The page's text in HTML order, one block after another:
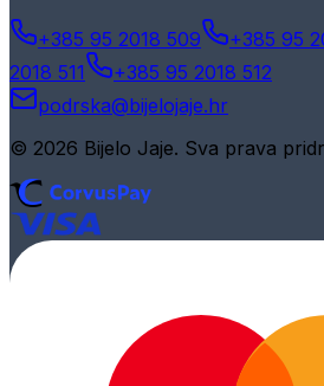
+385 95 2018 509 +385 95
2018 511
+385 95 2018 512
podrska@bijelojaje.hr
© 2026 Bijelo Jaje. Sva prava